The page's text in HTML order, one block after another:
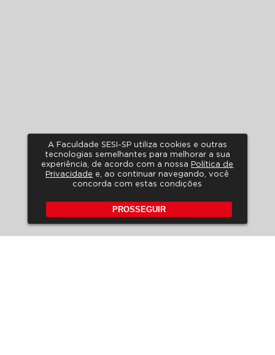
A Faculdade SESI-SP utiliza cookies e outras
tecnologias semelhantes para melhorar a sua
experiência, de acordo com a nossa Política de
Privacidade e, ao continuar navegando, você
concorda com estas condições
PROSSEGUIR